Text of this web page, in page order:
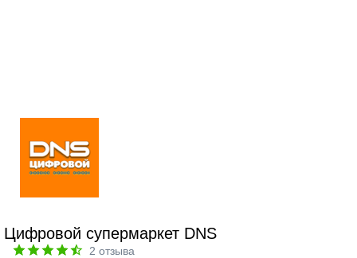
Цифровой супермаркет DNS
2 отзыва